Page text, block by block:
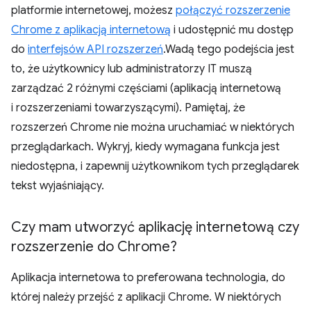
platformie internetowej, możesz połączyć rozszerzenie
Chrome z aplikacją internetową i udostępnić mu dostęp
do interfejsów API rozszerzeń.Wadą tego podejścia jest
to, że użytkownicy lub administratorzy IT muszą
zarządzać 2 różnymi częściami (aplikacją internetową
i rozszerzeniami towarzyszącymi). Pamiętaj, że
rozszerzeń Chrome nie można uruchamiać w niektórych
przeglądarkach. Wykryj, kiedy wymagana funkcja jest
niedostępna, i zapewnij użytkownikom tych przeglądarek
tekst wyjaśniający.
Czy mam utworzyć aplikację internetową czy
rozszerzenie do Chrome?
Aplikacja internetowa to preferowana technologia, do
której należy przejść z aplikacji Chrome. W niektórych